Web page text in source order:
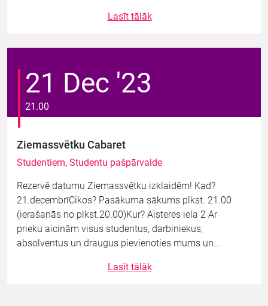
Lasīt tālāk
21 Dec '23
21.00
Ziemassvētku Cabaret
Studentiem, Studentu pašpārvalde
Rezervē datumu Ziemassvētku izklaidēm! Kad?
21.decembrīCikos? Pasākuma sākums plkst. 21.00
(ierašanās no plkst.20.00)Kur? Aisteres iela 2 Ar
prieku aicinām visus studentus, darbiniekus,
absolventus un draugus pievienoties mums un...
Lasīt tālāk